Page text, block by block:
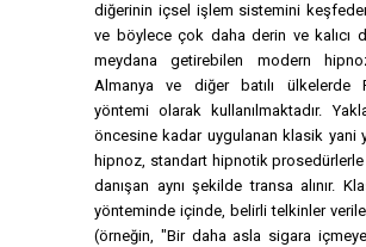
diğerinin içsel işlem sistemini
ve böylece çok daha derin ve kalıcı
meydana getirebilen modern
Almanya ve diğer batılı ülkelerde
yöntemi olarak kullanılmaktadır.
öncesine kadar uygulanan klasik yani
hipnoz, standart hipnotik prosedürlerle
danışan aynı şekilde transa alınır.
yönteminde içinde, belirli telkinler
(örneğin, "Bir daha asla sigara